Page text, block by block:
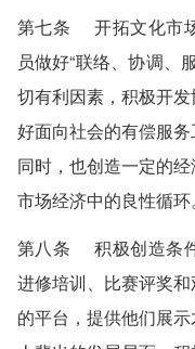
第七条 开拓文化市
员做好“联络、协调、
切有利因素，积极开
好面向社会的有偿服
同时，也创造一定的
市场经济中的良性循环。
第八条 积极创造条件
进修培训、比赛评奖
的平台，提供他们展